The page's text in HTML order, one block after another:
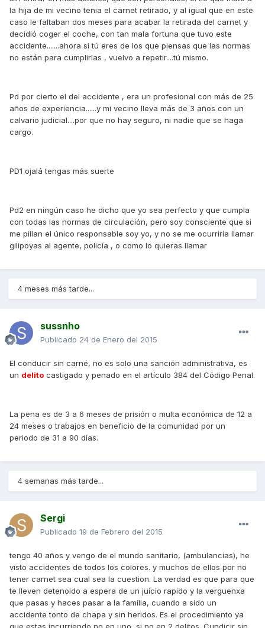
la hija de mi vecino tenia el carnet retirado, y al igual que en este
caso le faltaban dos meses para acabar la retirada del carnet y
decidió coger el coche, con tan mala fortuna que tuvo este
accidente.......ahora si tú eres de los que piensas que las normas
no están para cumplirlas , vuelvo a repetir....tú mismo.
Pd por cierto el del accidente , era un profesional con más de 25
años de experiencia......y mi vecino lleva más de 3 años con un
calvario judicial....por que no hay seguro, ni nadie que se haga
cargo.
PD1 ojalá tengas más suerte
Pd2 en ningún caso he dicho que yo sea perfecto y que cumpla
con todas las normas de circulación, pero soy consciente que si
me pillan el único responsable soy yo, y no se me ocurriría llamar
gilipoyas al agente, policía , o como lo quieras llamar
4 meses más tarde...
sussnho
Publicado 24 de Enero del 2015
El conducir sin carné, no es solo una sanción administrativa, es
un delito castigado y penado en el artículo 384 del Código Penal.
La pena es de 3 a 6 meses de prisión o multa económica de 12 a
24 meses o trabajos en beneficio de la comunidad por un
periodo de 31 a 90 días.
4 semanas más tarde...
Sergi
Publicado 19 de Febrero del 2015
tengo 40 años y vengo de el mundo sanitario, (ambulancias), he
visto accidentes de todos los colores. y muchos de ellos por no
tener carnet sea cual sea la cuestion. La verdad es que para que
te lleven detenoido a espera de un juicio rapido y la verguenxa
que pasas y haces pasar a la familia, cuando a sido un
accidente tonto de chapa y sin heridos. Es el procedimiento ya